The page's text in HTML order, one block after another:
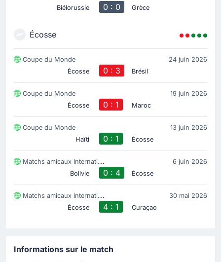
Biélorussie
0 : 0 Grèce
Écosse
Coupe du Monde
24 juin 2026
Écosse
0 : 3 Brésil
Coupe du Monde
19 juin 2026
Écosse
0 : 1 Maroc
Coupe du Monde
13 juin 2026
Haïti
0 : 1 Écosse
Matchs amicaux internationaux
6 juin 2026
Bolivie
0 : 4 Écosse
Matchs amicaux internationaux
30 mai 2026
Écosse
4 : 1 Curaçao
Informations sur le match